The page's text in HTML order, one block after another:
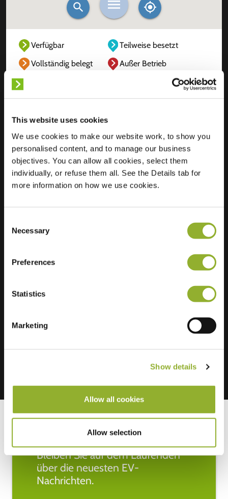
This website uses cookies
We use cookies to make our website work, to show you
personalised content, and to manage our business
objectives. You can allow all cookies, select them
individually, or refuse them all. See the Details tab for
more information on how we use cookies.
Selection
Necessary
Preferences
Statistics
Marketing
Show details
Allow all cookies
Allow selection
Verfügbar
Teilweise besetzt
Vollständig belegt
Außer Betrieb
Standort
Holtingerbrink 296
7812 DE Emmen
Niederlande
Bleiben Sie auf dem Laufenden
über die neuesten EV-
Nachrichten.